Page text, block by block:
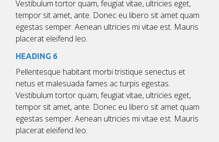
Vestibulum tortor quam, feugiat vitae, ultricies eget,
tempor sit amet, ante. Donec eu libero sit amet quam
egestas semper. Aenean ultricies mi vitae est. Mauris
placerat eleifend leo.
HEADING 6
Pellentesque habitant morbi tristique senectus et
netus et malesuada fames ac turpis egestas.
Vestibulum tortor quam, feugiat vitae, ultricies eget,
tempor sit amet, ante. Donec eu libero sit amet quam
egestas semper. Aenean ultricies mi vitae est. Mauris
placerat eleifend leo.